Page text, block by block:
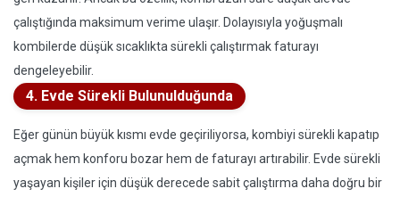
çalıştığında maksimum verime ulaşır. Dolayısıyla yoğuşmalı
kombilerde düşük sıcaklıkta sürekli çalıştırmak faturayı
dengeleyebilir.
4. Evde Sürekli Bulunulduğunda
Eğer günün büyük kısmı evde geçiriliyorsa, kombiyi sürekli kapatıp
açmak hem konforu bozar hem de faturayı artırabilir. Evde sürekli
yaşayan kişiler için düşük derecede sabit çalıştırma daha doğru bir